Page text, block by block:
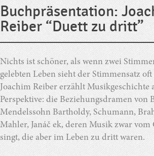
Buchpräsentation:
Reiber “Duett zu dritt”
Nichts ist schöner, als wenn zwei
gelebten Leben sieht der Stimmensatz oft
Joachim Reiber erzählt Musikgeschichte
Perspektive: die Beziehungsdramen von
Mendelssohn Bartholdy, Schumann,
Mahler, Janáč ek, deren Musik zwar
singt, die aber im Leben zu dritt waren.